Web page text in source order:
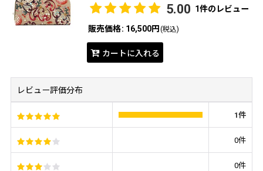
5.00 1件のレビュー
販売価格: 16,500円 (税込)
カートに入れる
レビュー評価分布
1件
0件
0件